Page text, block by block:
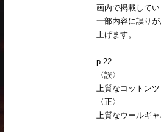
画内で掲載してい
一部内容に誤り
上げます。
p.22
〈誤〉
上質なコットン
〈正〉
上質なウールギ